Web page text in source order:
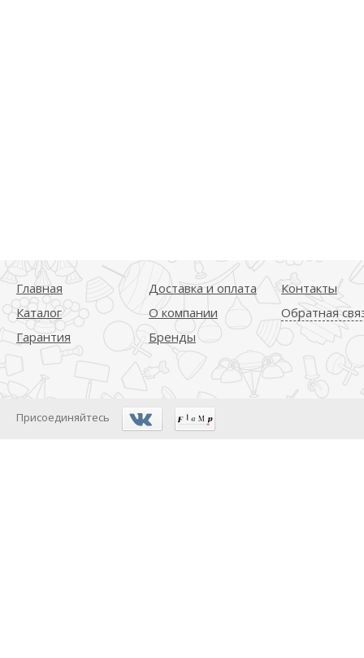
Главная
Каталог
Гарантия
Доставка и оплата
О компании
Бренды
Контакты
Обратная
Присоединяйтесь